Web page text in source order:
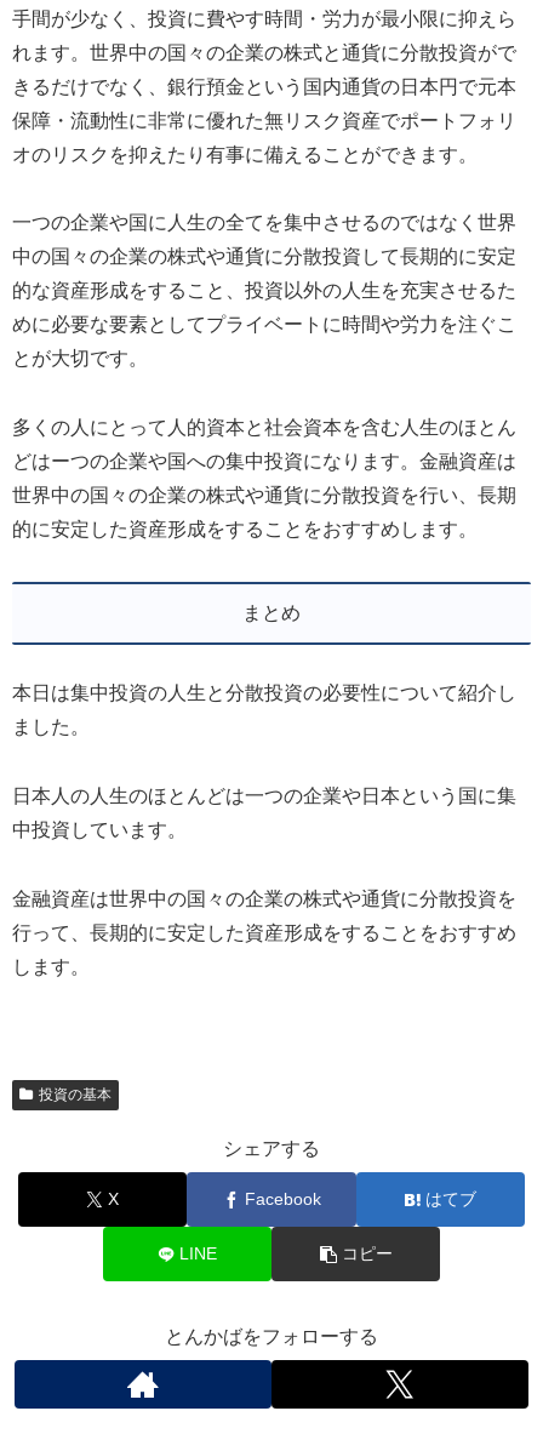
手間が少なく、投資に費やす時間・労力が最小限に抑えら
れます。世界中の国々の企業の株式と通貨に分散投資がで
きるだけでなく、銀行預金という国内通貨の日本円で元本
保障・流動性に非常に優れた無リスク資産でポートフォリ
オのリスクを抑えたり有事に備えることができます。
一つの企業や国に人生の全てを集中させるのではなく世界
中の国々の企業の株式や通貨に分散投資して長期的に安定
的な資産形成をすること、投資以外の人生を充実させるた
めに必要な要素としてプライベートに時間や労力を注ぐこ
とが大切です。
多くの人にとって人的資本と社会資本を含む人生のほとん
どはーつの企業や国への集中投資になります。金融資産は
世界中の国々の企業の株式や通貨に分散投資を行い、長期
的に安定した資産形成をすることをおすすめします。
まとめ
本日は集中投資の人生と分散投資の必要性について紹介し
ました。
日本人の人生のほとんどは一つの企業や日本という国に集
中投資しています。
金融資産は世界中の国々の企業の株式や通貨に分散投資を
行って、長期的に安定した資産形成をすることをおすすめ
します。
投資の基本
シェアする
X Facebook はてブ
LINE コピー
とんかばをフォローする